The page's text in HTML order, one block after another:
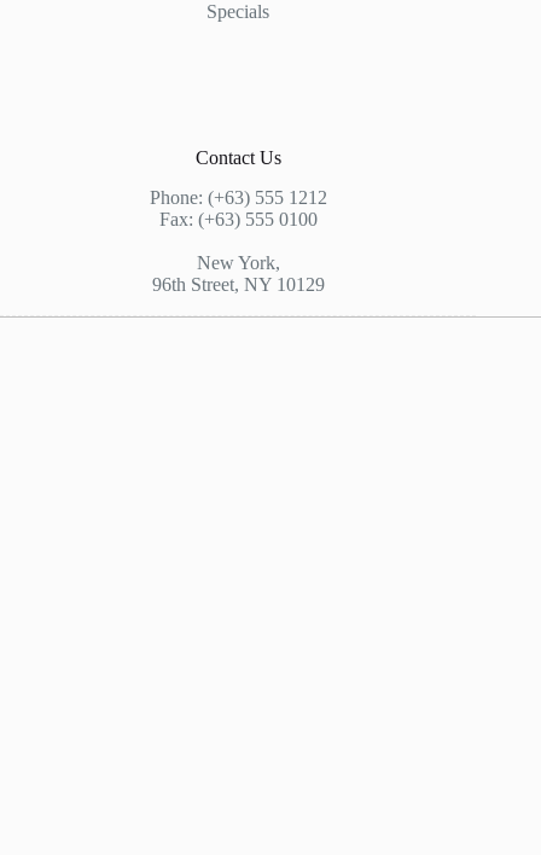
Specials
Contact Us
Phone: (+63) 555 1212
Fax: (+63) 555 0100
New York,
96th Street, NY 10129